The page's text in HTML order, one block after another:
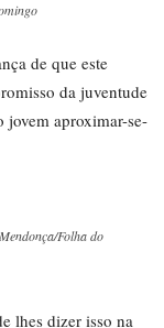
de que este
da juventude
aproximar-se-
Folha do
lhes dizer isso na